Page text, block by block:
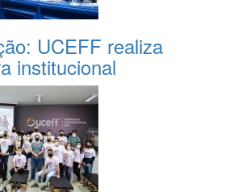
UCEFF realiza
institucional